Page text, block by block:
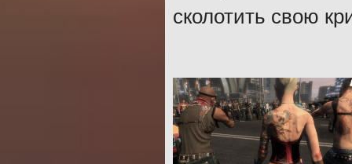
сколотить свою